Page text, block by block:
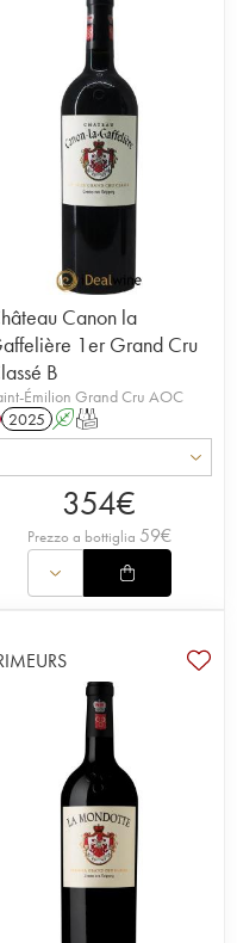
Canon la
1er Grand Cru
B
Émilion Grand Cru AOC
2025 AT
354€
Prezzo a bottiglia 59€